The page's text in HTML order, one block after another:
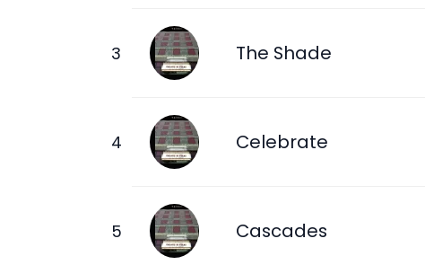
The Shade
Celebrate
Cascades